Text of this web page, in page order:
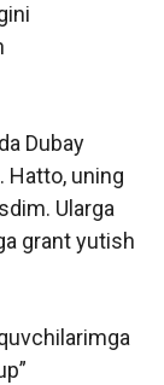
Dubay
Hatto, uning
Ularga
grant yutish